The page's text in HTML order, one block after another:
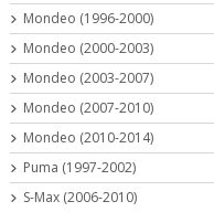
Mondeo (1996-2000)
Mondeo (2000-2003)
Mondeo (2003-2007)
Mondeo (2007-2010)
Mondeo (2010-2014)
Puma (1997-2002)
S-Max (2006-2010)